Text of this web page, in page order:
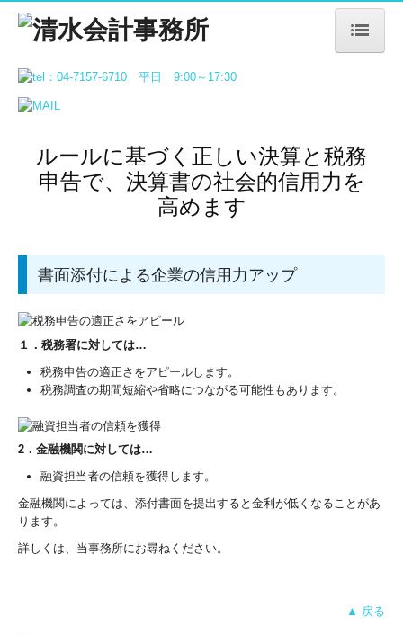
ＨＯＭＥ
選ばれる理由
事務所紹介
業務案内
ブログ
ルールに基づく正しい決算と税務
申告で、決算書の社会的信用力を
高めます
書面添付による企業の信用力アップ
１．税務署に対しては…
税務申告の適正さをアピールします。
税務調査の期間短縮や省略につながる可能性もあります。
2．金融機関に対しては…
融資担当者の信頼を獲得します。
金融機関によっては、添付書面を提出すると金利が低くなることがあ
ります。
詳しくは、当事務所にお尋ねください。
▲ 戻る